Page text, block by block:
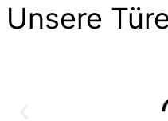
Unsere